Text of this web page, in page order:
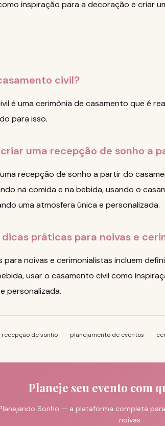
inspiração para a decoração e criar
civil?
é uma cerimônia de casamento que é
para isso.
uma recepção de sonho a
recepção de sonho a partir do
na comida e na bebida, usando o
uma atmosfera única e personalizada.
dicas práticas para noivas e
para noivas e cerimonialistas incluem
usar o casamento civil como
personalizada.
recepção de sonho planejamento de eventos
Planeje seu evento com
Sonho — a plataforma completa
noivas